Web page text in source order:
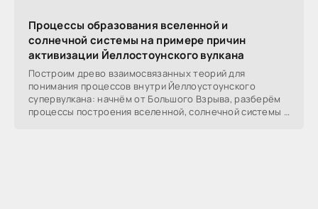
Процессы образования вселенной и
солнечной системы на примере причин
активизации Йеллостоунского вулкана
Построим древо взаимосвязанных теорий для
понимания процессов внутри Йеллоустоунского
супервулкана: начнём от Большого Взрыва, разберём
процессы построения вселенной, солнечной системы в